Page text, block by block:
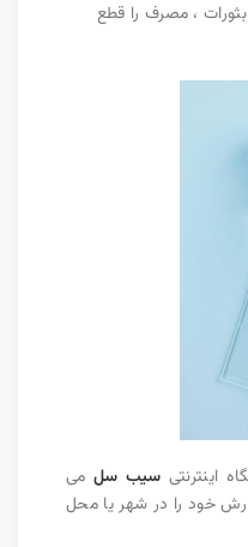
، مصرف را قطع
اینترنتی سیب سل می
خود را در شهر یا محل